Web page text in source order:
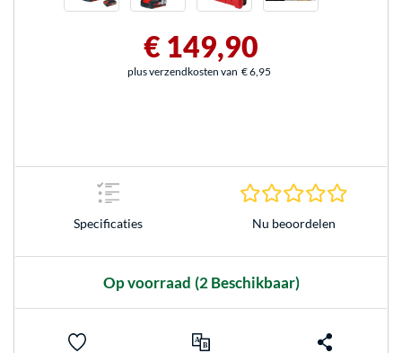
€ 149,90
plus verzendkosten van € 6,95
Specificaties Nu beoordelen
Op voorraad (2 Beschikbaar)